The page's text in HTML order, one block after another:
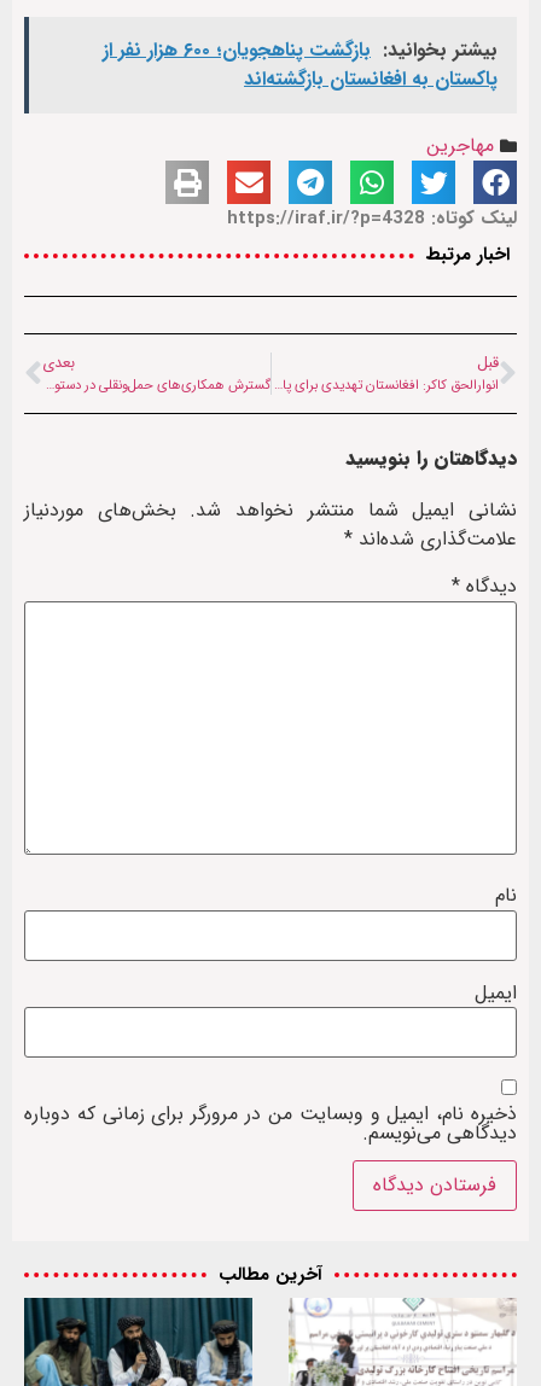
بیشتر بخوانید:
بازگشت پناهجویان؛ ۶۰۰ هزار نفر از
پاکستان به افغانستان بازگشته‌اند
مهاجرین
لینک کوتاه: https://iraf.ir/?p=4328
اخبار مرتبط
قبل
انوارالحق کاکر: افغانستان تهدیدی برای پاکستان نیست
بعدی
گسترش همکاری‌های حمل‌ونقلی در دستور کار ایران و افغانستان
دیدگاهتان را بنویسید
نشانی ایمیل شما منتشر نخواهد شد. بخش‌های موردنیاز
علامت‌گذاری شده‌اند *
دیدگاه *
نام
ایمیل
ذخیره نام، ایمیل و وبسایت من در مرورگر برای زمانی که دوباره
دیدگاهی می‌نویسم.
آخرین مطالب